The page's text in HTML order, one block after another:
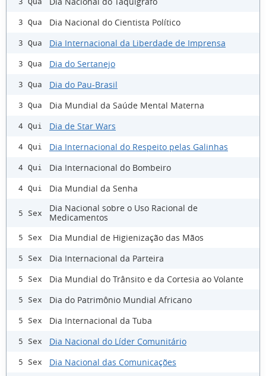
3 Qua Dia Nacional do Cientista Político
3 Qua Dia Internacional da Liberdade de Imprensa
3 Qua Dia do Sertanejo
3 Qua Dia do Pau-Brasil
3 Qua Dia Mundial da Saúde Mental Materna
4 Qui Dia de Star Wars
4 Qui Dia Internacional do Respeito pelas Galinhas
4 Qui Dia Internacional do Bombeiro
4 Qui Dia Mundial da Senha
5 Sex
Dia Nacional sobre o Uso Racional de
Medicamentos
5 Sex Dia Mundial de Higienização das Mãos
5 Sex Dia Internacional da Parteira
5 Sex Dia Mundial do Trânsito e da Cortesia ao Volante
5 Sex Dia do Patrimônio Mundial Africano
5 Sex Dia Internacional da Tuba
5 Sex Dia Nacional do Líder Comunitário
5 Sex Dia Nacional das Comunicações